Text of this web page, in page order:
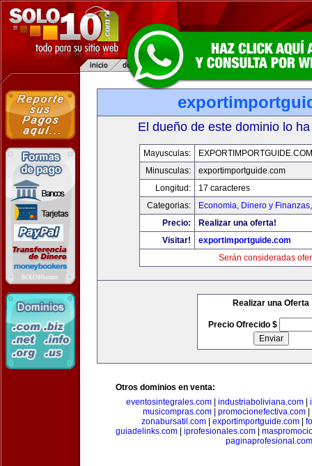
El dueño de este dominio lo
Mayusculas:
EXPORTIMPORTGUIDE.COM
Minusculas:
exportimportguide.com
Longitud:
17 caracteres
Categorias:
Economia, Dinero y Finanzas
Precio:
Realizar una oferta!
Visitar!
exportimportguide.com
Serán consideradas
Realizar una Oferta
Precio Ofrecido $
Otros dominios en venta:
eventosintegrales.com| industriaboliviana.com|
musicompras.com
promocionefectiva.com
zonabursatil.com
exportimportguide.com
guiadelinks.com
iprofesionales.com
paginaprofesional.com